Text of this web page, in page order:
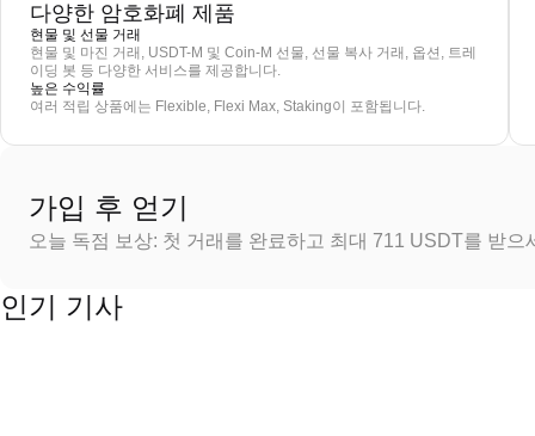
다양한 암호화폐 제품
현물 및 선물 거래
현물 및 마진 거래, USDT-M 및 Coin-M 선물, 선물 복사 거래, 옵션, 트레
이딩 봇 등 다양한 서비스를 제공합니다.
높은 수익률
여러 적립 상품에는 Flexible, Flexi Max, Staking이 포함됩니다.
가입 후 얻기
오늘 독점 보상: 첫 거래를 완료하고 최대 711 USDT를 받으
인기 기사